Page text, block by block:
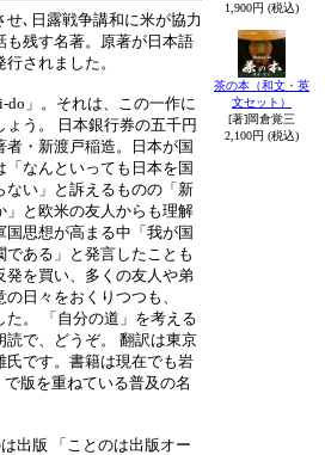
､日露戦争講和に米が協力
も残す名著。原著が日本語
されました。
do」。それは、この一作に
う。 日本銀行券の五千円
・新渡戸稲造。日本が国
なんといっても日本を国
ない」と訴えるものの「新
」と欧米の友人からも理解
思想が高まる中「我が国
ある」と発言したことも
発を買い、多くの友人や弟
日々をおくりつつも、
た。 「自分の道」を考える
で、どうぞ。 翻訳は東京
氏です。書籍は現在でも岩
版を重ねている普及の名
出版 「ことのは出版オー
1,900円 (税込)
茶の本（和文・英
文セット）
[著]岡倉覚三
2,100円 (税込)